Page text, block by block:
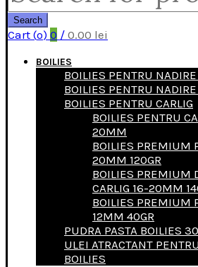
Search
Cart (o) 0 / 0.00 lei
BOILIES
BOILIES PENTRU
BOILIES PENTRU
BOILIES PENTRU CARLIG
BOILIES PENTRU
20MM
BOILIES PREMIUM
20MM 120GR
BOILIES PREMIUM
CARLIG 16-20MM
BOILIES PREMIUM
12MM 40GR
PUDRA PASTA BOILIES
ULEI ATRACTANT
BOILIES